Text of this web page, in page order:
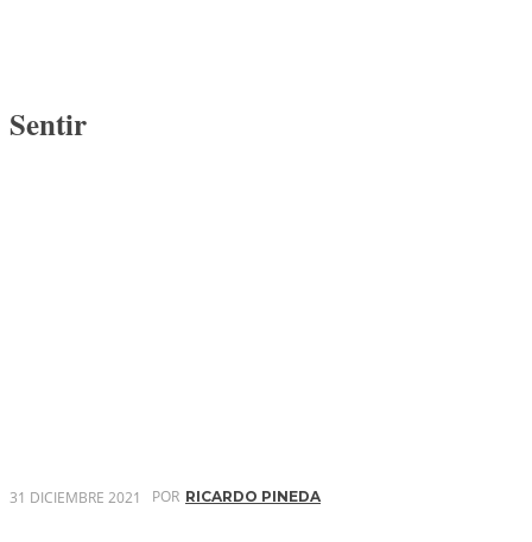
Sentir
31 DICIEMBRE 2021 POR RICARDO PINEDA